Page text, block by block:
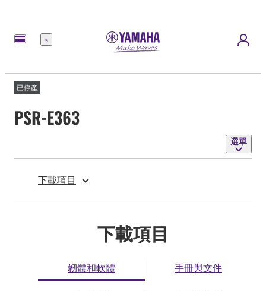
選
已停產
PSR-E363
選單
下載項目
下載項目
韌體和軟體 手冊與文件